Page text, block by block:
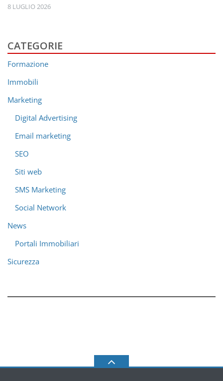
8 LUGLIO 2026
CATEGORIE
Formazione
Immobili
Marketing
Digital Advertising
Email marketing
SEO
Siti web
SMS Marketing
Social Network
News
Portali Immobiliari
Sicurezza